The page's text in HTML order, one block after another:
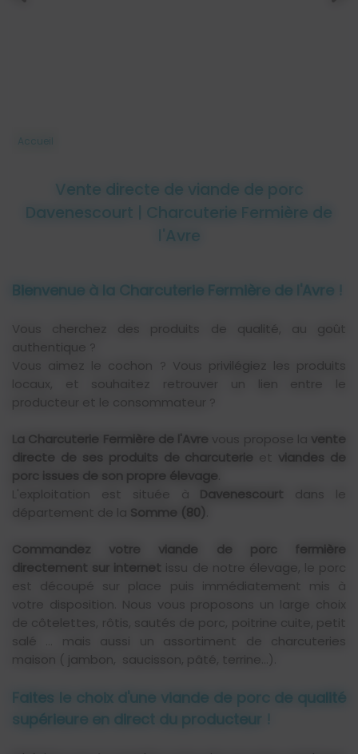
Accueil
Vente directe de viande de porc
Davenescourt | Charcuterie Fermière de
l'Avre
Bienvenue à la Charcuterie Fermière de l'Avre !
Vous cherchez des produits de qualité, au goût
authentique ?
Vous aimez le cochon ? Vous privilégiez les produits
locaux, et souhaitez retrouver un lien entre le
producteur et le consommateur ?
La Charcuterie Fermière de l'Avre vous propose la vente
directe de ses produits de charcuterie
viandes de
porc issues de son propre élevage
L'exploitation est située à
Davenescourt dans le
département de la Somme (80)
Commandez votre viande de porc fermière
directement sur internet issu de notre élevage, le porc
est découpé sur place puis immédiatement mis à
votre disposition. Nous vous proposons un large choix
de côtelettes, rôtis, sautés de porc, poitrine cuite, petit
salé … mais aussi un assortiment de charcuteries
maison ( jambon, saucisson, pâté, terrine…).
Faites le choix d'une viande de porc de qualité
supérieure en direct du producteur !